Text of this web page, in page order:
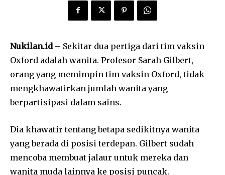
Nukilan.id– Sekitar dua pertiga dari tim vaksin
Oxford adalah wanita. Profesor Sarah Gilbert,
orang yang memimpin tim vaksin Oxford, tidak
mengkhawatirkan jumlah wanita yang
berpartisipasi dalam sains.
Dia khawatir tentang betapa sedikitnya wanita
yang berada di posisi terdepan. Gilbert sudah
mencoba membuat jalaur untuk mereka dan
wanita muda lainnya ke posisi puncak.